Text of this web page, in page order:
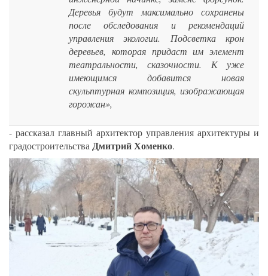
Деревья будут максимально сохранены
после обследования и рекомендаций
управления экологии. Подсветка крон
деревьев, которая придаст им элемент
театральности, сказочности. К уже
имеющимся добавится новая
скульптурная композиция, изображающая
горожан»,
- рассказал главный архитектор управления архитектуры и
градостроительстваДмитрий Хоменко.